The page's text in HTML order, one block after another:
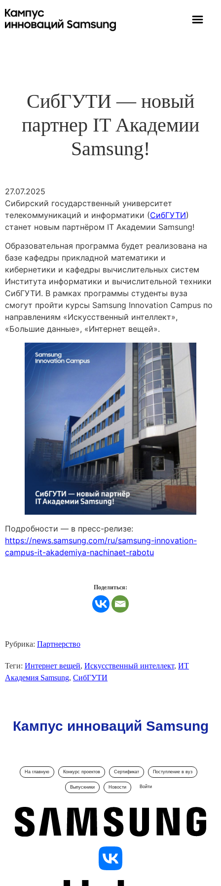
СибГУТИ — новый
партнер IT Академии
Samsung!
27.07.2025
Сибирский государственный университет
телекоммуникаций и информатики (СибГУТИ)
станет новым партнёром IT Академии Samsung!
Образовательная программа будет реализована на
базе кафедры прикладной математики и
кибернетики и кафедры вычислительных систем
Института информатики и вычислительной техники
СибГУТИ. В рамках программы студенты вуза
смогут пройти курсы Samsung Innovation Campus по
направлениям «Искусственный интеллект»,
«Большие данные», «Интернет вещей».
Подробности — в пресс-релизе:
https://news.samsung.com/ru/samsung-innovation-
campus-it-akademiya-nachinaet-rabotu
Поделиться:
Рубрика: Партнерство
Теги: Интернет вещей, Искусственный интеллект, ИТ
Академия Samsung, СибГУТИ
Кампус инноваций Samsung
На главную Конкурс проектов Сертификат Поступление в вуз
Выпускники Новости Войти